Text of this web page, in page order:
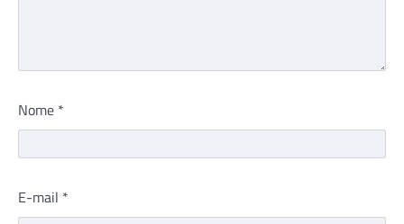
Nome *
E-mail *